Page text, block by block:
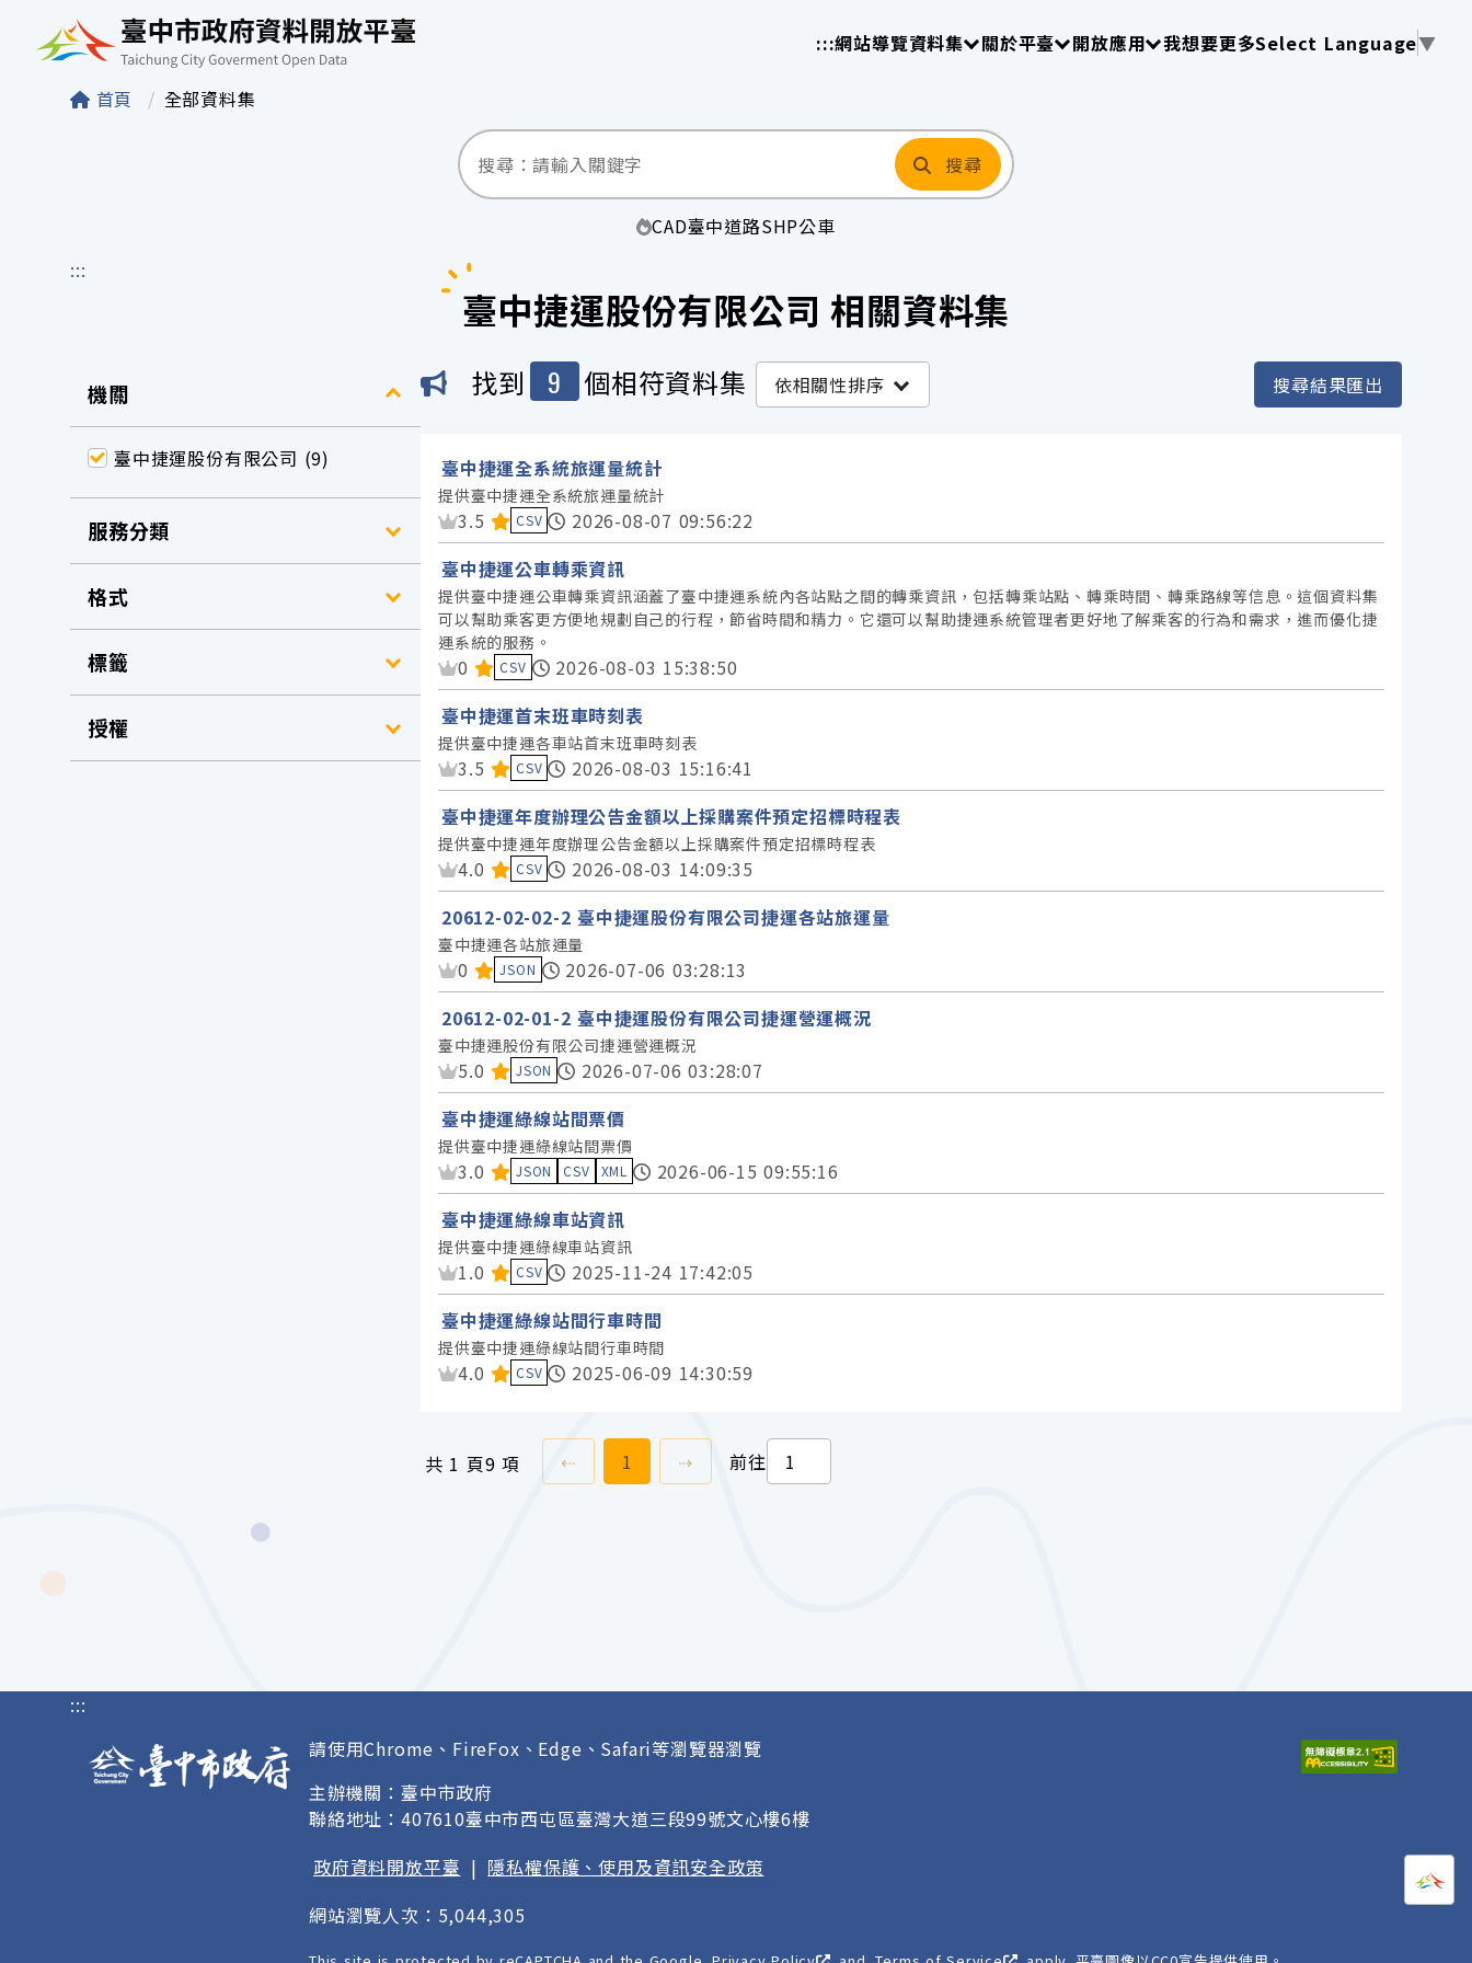
臺中市政府資料開放平臺 :::網站導覽資料集請使用 TAB 操作選單
關於平臺請使用 TAB 操作選單
開放應用請使用 TAB 操作選單
我想要更多Select Language▼
首頁 全部資料集
搜尋
CAD臺中道路SHP公車
:::
臺中捷運股份有限公司 相關資料集
機關
臺中捷運股份有限公司 (9)
服務分類
格式
標籤
授權
找到 9 個相符資料集 依相關性排序 搜尋結果匯出
臺中捷運全系統旅運量統計
提供臺中捷運全系統旅運量統計
資料集評分：
3.5 CSV
2026-08-07 09:56:22
臺中捷運公車轉乘資訊
提供臺中捷運公車轉乘資訊涵蓋了臺中捷運系統內各站點之間的轉乘資訊，包括轉乘站點、轉乘時間、轉乘路線等信息。這個資料集
可以幫助乘客更方便地規劃自己的行程，節省時間和精力。它還可以幫助捷運系統管理者更好地了解乘客的行為和需求，進而優化捷
運系統的服務。
資料集評分：
0 CSV
2026-08-03 15:38:50
臺中捷運首末班車時刻表
提供臺中捷運各車站首末班車時刻表
資料集評分：
3.5 CSV
2026-08-03 15:16:41
臺中捷運年度辦理公告金額以上採購案件預定招標時程表
提供臺中捷運年度辦理公告金額以上採購案件預定招標時程表
資料集評分：
4.0 CSV
2026-08-03 14:09:35
20612-02-02-2 臺中捷運股份有限公司捷運各站旅運量
臺中捷運各站旅運量
資料集評分：
0 JSON
2026-07-06 03:28:13
20612-02-01-2 臺中捷運股份有限公司捷運營運概況
臺中捷運股份有限公司捷運營運概況
資料集評分：
5.0 JSON
2026-07-06 03:28:07
臺中捷運綠線站間票價
提供臺中捷運綠線站間票價
資料集評分：
3.0 JSON CSV XML
2026-06-15 09:55:16
臺中捷運綠線車站資訊
提供臺中捷運綠線車站資訊
資料集評分：
1.0 CSV
2025-11-24 17:42:05
臺中捷運綠線站間行車時間
提供臺中捷運綠線站間行車時間
資料集評分：
4.0 CSV 2025-06-09 14:30:59
共 1 頁9 項 ⇠上一頁前往
1 ⇢ 下一頁前往
打開
:::
請使用Chrome、FireFox、Edge、Safari等瀏覽器瀏覽
主辦機關：臺中市政府
聯絡地址：407610臺中市西屯區臺灣大道三段99號文心樓6樓
政府資料開放平臺 | 隱私權保護、使用及資訊安全政策
網站瀏覽人次：5,044,305